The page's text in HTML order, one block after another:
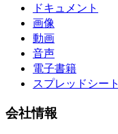
ドキュメント
画像
動画
音声
電子書籍
スプレッドシート
会社情報